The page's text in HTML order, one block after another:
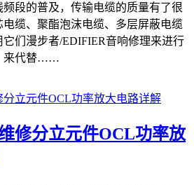
段的普及，传输电缆的质量有了很
电缆、聚酯泡沫电缆、多层屏蔽电缆
们漫步者/EDIFIER音响修理来进行
来代替……
修分立元件OCL功率放